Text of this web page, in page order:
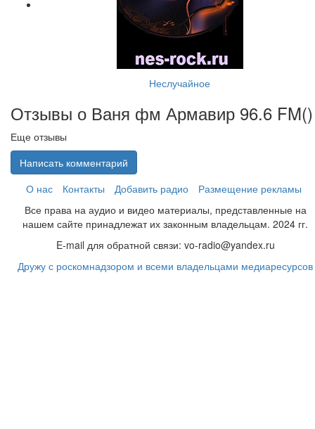
Неслучайное
Отзывы о Ваня фм Армавир 96.6 FM()
Еще отзывы
Написать комментарий
О нас
Контакты Добавить радио
Размещение рекламы
Все права на аудио и видео материалы, представленные на
нашем сайте принадлежат их законным владельцам. 2024 гг.
E-mail для обратной связи: vo-radio@yandex.ru
Дружу с роскомнадзором и всеми владельцами медиаресурсов